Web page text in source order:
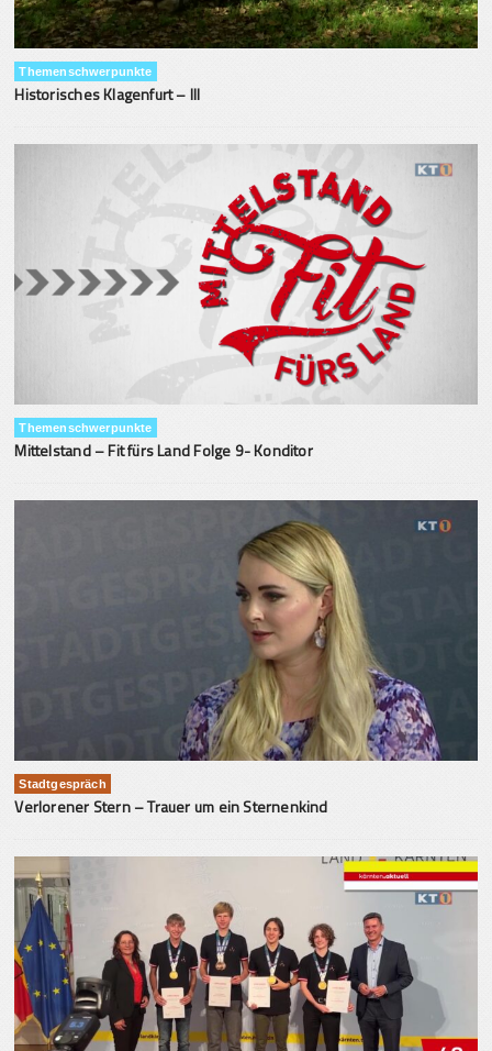
Themenschwerpunkte
Historisches Klagenfurt – III
Themenschwerpunkte
Mittelstand – Fit fürs Land Folge 9- Konditor
Stadtgespräch
Verlorener Stern – Trauer um ein Sternenkind